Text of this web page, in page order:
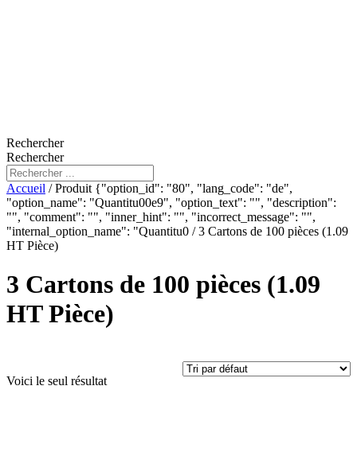
Rechercher
Rechercher
Accueil / Produit {"option_id": "80", "lang_code": "de",
"option_name": "Quantitu00e9", "option_text": "", "description":
"", "comment": "", "inner_hint": "", "incorrect_message": "",
"internal_option_name": "Quantitu0 / 3 Cartons de 100 pièces (1.09
HT Pièce)
3 Cartons de 100 pièces (1.09
HT Pièce)
Produit Poignées
Voici le seul résultat